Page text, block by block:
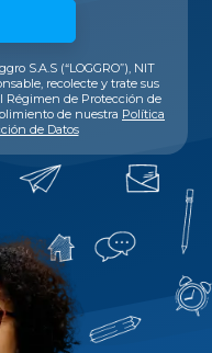
S.A.S (“LOGGRO”), NIT
recolecte y trate sus
Régimen de Protección de
de nuestra Política
de Datos